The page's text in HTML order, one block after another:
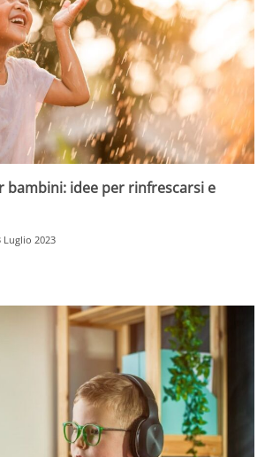
bambini: idee per rinfrescarsi e
Luglio 2023